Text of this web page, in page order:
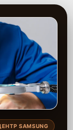
SAMSUNG